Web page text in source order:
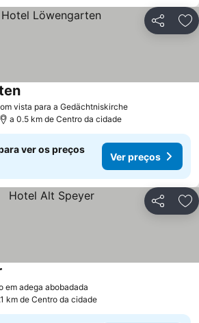
Partilhar
vista para a Gedächtniskirche
a 0.5 km de Centro da cidade
ver os preços
Ver preços
Partilhar
em adega abobadada
km de Centro da cidade